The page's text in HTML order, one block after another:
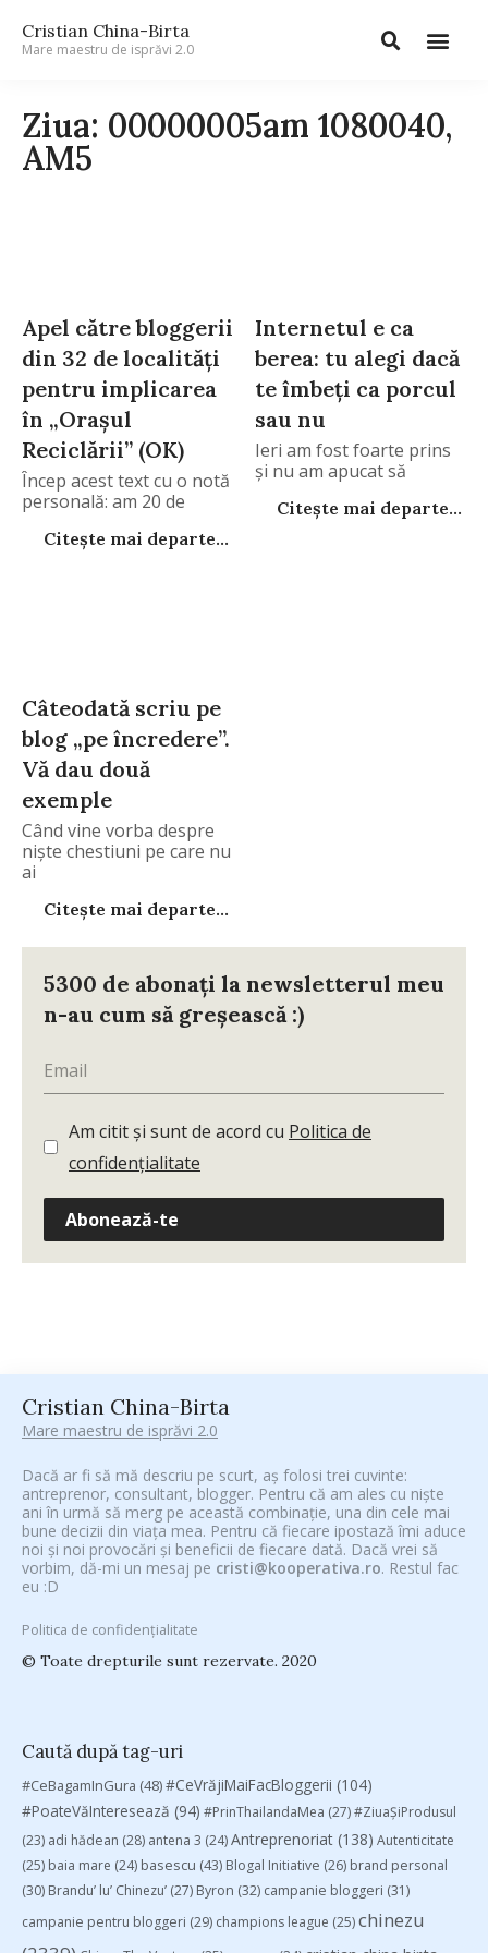
Cristian China-Birta
Mare maestru de isprăvi 2.0
Ziua: 00000005am 1080040,
AM5
Apel către bloggerii
din 32 de localităţi
pentru implicarea
în „Oraşul
Reciclării” (OK)
Încep acest text cu o notă
personală: am 20 de
Citește mai departe...
Internetul e ca
berea: tu alegi dacă
te îmbeţi ca porcul
sau nu
Ieri am fost foarte prins
şi nu am apucat să
Citește mai departe...
Câteodată scriu pe
blog „pe încredere”.
Vă dau două
exemple
Când vine vorba despre
nişte chestiuni pe care nu
ai
Citește mai departe...
5300 de abonați la newsletterul meu
n-au cum să greșească :)
Am citit și sunt de acord cu Politica de
confidențialitate
Abonează-te
Cristian China-Birta
Mare maestru de isprăvi 2.0
Dacă ar fi să mă descriu pe scurt, aș folosi trei cuvinte:
antreprenor, consultant, blogger. Pentru că am ales cu niște
ani în urmă să merg pe această combinație, una din cele mai
bune decizii din viața mea. Pentru că fiecare ipostază îmi aduce
noi și noi provocări și beneficii de fiecare dată. Dacă vrei să
vorbim, dă-mi un mesaj pe cristi@kooperativa.ro. Restul fac
eu :D
Politica de confidențialitate
© Toate drepturile sunt rezervate. 2020
Caută după tag-uri
#CeBagamInGura (48)#CeVrăjiMaiFacBloggerii (104)
#PoateVăInteresează (94) #PrinThailandaMea (27)#ZiuaȘiProdusul
(23) adi hădean (28) antena 3 (24)Antreprenoriat (138) Autenticitate
(25) baia mare (24) basescu (43) Blogal Initiative (26) brand personal
(30) Brandu’ lu’ Chinezu’ (27) Byron (32) campanie bloggeri (31)
campanie pentru bloggeri (29) champions league (25)chinezu